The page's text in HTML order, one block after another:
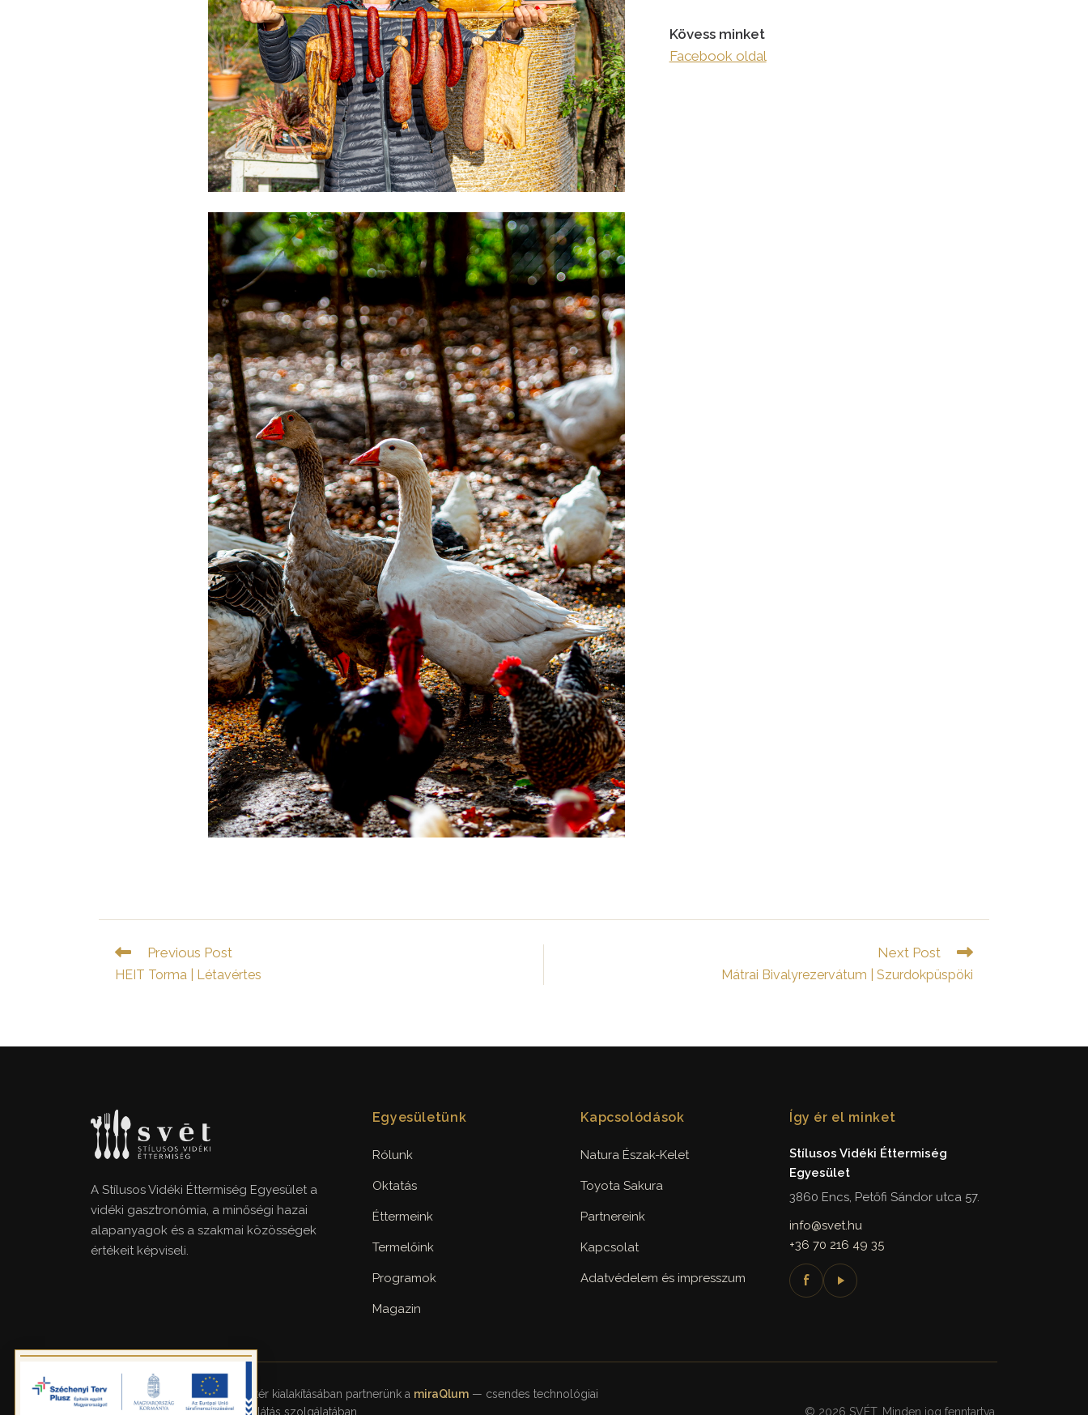
Kövess minket
Facebook oldal
Read
more
articles
Previous Post
HEIT Torma | Létavértes
Next Post
Mátrai Bivalyrezervátum | Szurdokpüspöki
A Stílusos Vidéki Éttermiség Egyesület a
vidéki gasztronómia, a minőségi hazai
alapanyagok és a szakmai közösségek
értékeit képviseli.
Egyesületünk
Rólunk
Oktatás
Éttermeink
Termelőink
Programok
Magazin
Kapcsolódások
Natura Észak-Kelet
Toyota Sakura
Partnereink
Kapcsolat
Adatvédelem és impresszum
Így ér el minket
Stílusos Vidéki Éttermiség
Egyesület
3860 Encs, Petőfi Sándor utca 57.
info@svet.hu
+36 70 216 49 35
f
Az AI-alapú kommunikációs háttér kialakításában partnerünk a miraQlum — csendes technológiai
támogatás a személyes vendéglátás szolgálatában.
© 2026 SVÉT. Minden jog fenntartva.